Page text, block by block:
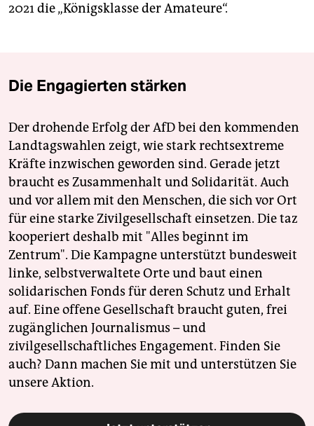
2021 die „Königsklasse der Amateure“.
Die Engagierten stärken
Der drohende Erfolg der AfD bei den kommenden
Landtagswahlen zeigt, wie stark rechtsextreme
Kräfte inzwischen geworden sind. Gerade jetzt
braucht es Zusammenhalt und Solidarität. Auch
und vor allem mit den Menschen, die sich vor Ort
für eine starke Zivilgesellschaft einsetzen. Die taz
kooperiert deshalb mit "Alles beginnt im
Zentrum". Die Kampagne unterstützt bundesweit
linke, selbstverwaltete Orte und baut einen
solidarischen Fonds für deren Schutz und Erhalt
auf. Eine offene Gesellschaft braucht guten, frei
zugänglichen Journalismus – und
zivilgesellschaftliches Engagement. Finden Sie
auch? Dann machen Sie mit und unterstützen Sie
unsere Aktion.